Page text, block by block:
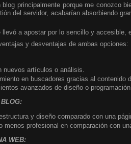
principalmente porque me conozco
del servidor, acabarían absorbiendo
a apostar por lo sencillo y accesible,
y desventajas de ambas opciones:
nuevos artículos o análisis.
en buscadores gracias al contenido
avanzados de diseño o
y diseño comparado con una
menos profesional en comparación con
WEB: